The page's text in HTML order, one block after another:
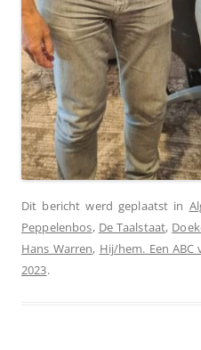
Dit bericht werd geplaatst in
Peppelenbos, De Taalstaat,
Hans Warren, Hij/hem. Een
2023.